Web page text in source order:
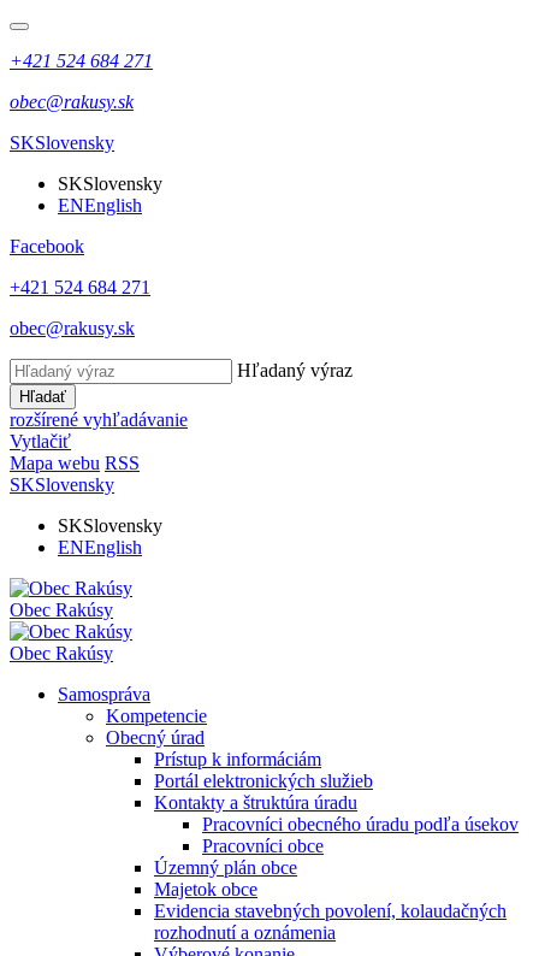
+421 524 684 271
obec@rakusy.sk
SKSlovensky
SKSlovensky
ENEnglish
Facebook
+421 524 684 271
obec@rakusy.sk
Hľadaný výraz
Hľadať
rozšírené vyhľadávanie
Vytlačiť
Mapa webu RSS
SKSlovensky
SKSlovensky
ENEnglish
Obec Rakúsy
Obec Rakúsy
Samospráva
Kompetencie
Obecný úrad
Prístup k informáciám
Portál elektronických služieb
Kontakty a štruktúra úradu
Pracovníci obecného úradu podľa úsekov
Pracovníci obce
Územný plán obce
Majetok obce
Evidencia stavebných povolení, kolaudačných
rozhodnutí a oznámenia